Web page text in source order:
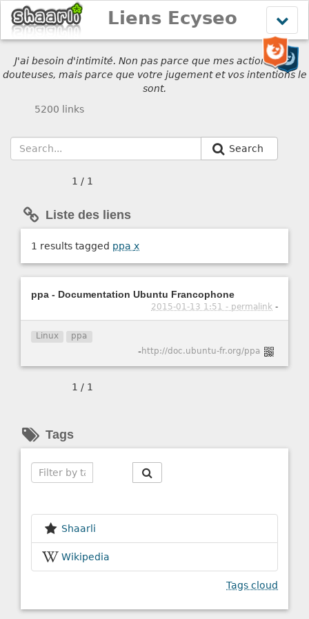
le
menu
Liens Ecyseo
J'ai besoin d'intimité. Non pas parce que mes actions sont
douteuses, mais parce que votre jugement et vos intentions le
sont.
5200 links
Search
1 / 1
Liste des liens
1 results tagged ppa x
ppa - Documentation Ubuntu Francophone
2015-01-13 1:51 - permalink -
Linux ppa
-http://doc.ubuntu-fr.org/ppa
1 / 1
Tags
Shaarli
Wikipedia
Tags cloud